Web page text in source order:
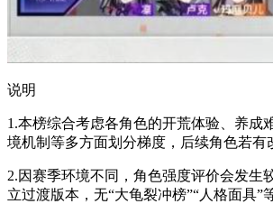
说明
1.本榜综合考虑各角色的开荒体验、养成
境机制等多方面划分梯度，后续角色若有
2.因赛季环境不同，角色强度评价会发生
立过渡版本，无“大龟裂冲榜”“人格面具”